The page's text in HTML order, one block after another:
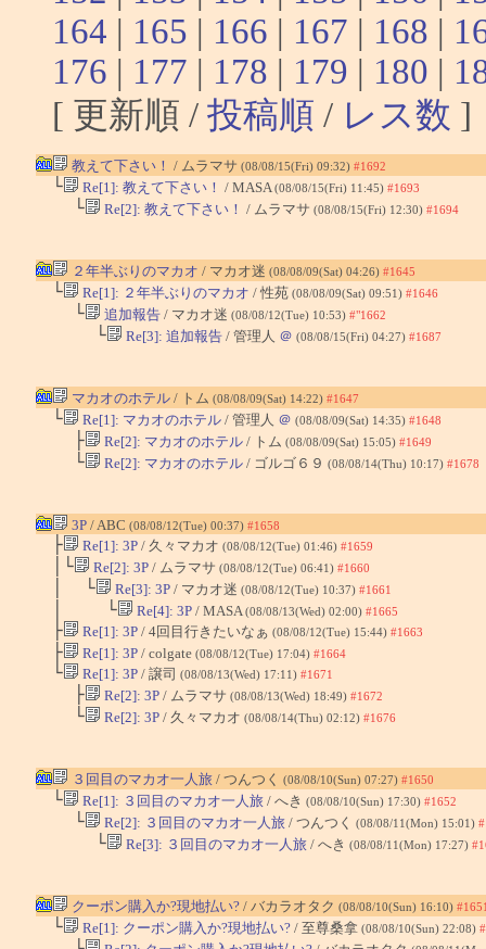
164 | 165 | 166 | 167 | 168 |
176 | 177 | 178 | 179 | 180 |
[ 更新順 / 投稿順 / レス数 ]
教えて下さい！ / ムラマサ (08/08/15(Fri) 09:32) #1692
└ Re[1]: 教えて下さい！ / MASA(08/08/15(Fri) 11:45) #1693
└ Re[2]: 教えて下さい！ / ムラマサ (08/08/15(Fri) 12:30) #1694
２年半ぶりのマカオ / マカオ迷 (08/08/09(Sat) 04:26) #1645
└ Re[1]: ２年半ぶりのマカオ / 性苑 (08/08/09(Sat) 09:51) #1646
└ 追加報告/ マカオ迷 (08/08/12(Tue) 10:53) #"1662
└ Re[3]: 追加報告/ 管理人 ＠ (08/08/15(Fri) 04:27) #1687
マカオのホテル/ トム (08/08/09(Sat) 14:22) #1647
└ Re[1]: マカオのホテル/ 管理人 ＠ (08/08/09(Sat) 14:35) #1648
├ Re[2]: マカオのホテル/ トム (08/08/09(Sat) 15:05) #1649
└ Re[2]: マカオのホテル/ ゴルゴ６９ (08/08/14(Thu) 10:17) #1678
3P/ ABC (08/08/12(Tue) 00:37) #1658
├ Re[1]: 3P/ 久々マカオ (08/08/12(Tue) 01:46) #1659
│└ Re[2]: 3P/ ムラマサ (08/08/12(Tue) 06:41) #1660
│ └ Re[3]: 3P/ マカオ迷 (08/08/12(Tue) 10:37) #1661
│ └ Re[4]: 3P/ MASA(08/08/13(Wed) 02:00) #1665
├ Re[1]: 3P/ 4回目行きたいなぁ (08/08/12(Tue) 15:44) #1663
├ Re[1]: 3P/ colgate (08/08/12(Tue) 17:04) #1664
└ Re[1]: 3P/ 譲司 (08/08/13(Wed) 17:11) #1671
├ Re[2]: 3P/ ムラマサ (08/08/13(Wed) 18:49) #1672
└ Re[2]: 3P/ 久々マカオ (08/08/14(Thu) 02:12) #1676
３回目のマカオ一人旅/ つんつく (08/08/10(Sun) 07:27) #1650
└ Re[1]: ３回目のマカオ一人旅/ へき (08/08/10(Sun) 17:30) #1652
└ Re[2]: ３回目のマカオ一人旅/ つんつく (08/08/11(Mon) 15:01)
└ Re[3]: ３回目のマカオ一人旅/ へき (08/08/11(Mon) 17:27)
クーポン購入か?現地払い?/ バカラオタク (08/08/10(Sun) 16:10)
└ Re[1]: クーポン購入か?現地払い?/ 至尊桑拿 (08/08/10(Sun) 22:08)